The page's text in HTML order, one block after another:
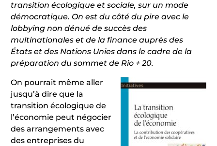
transition écologique et sociale, sur un mode
démocratique. On est du côté du pire avec le
lobbying non dénué de succès des
multinationales et de la finance auprès des
États et des Nations Unies dans le cadre de la
préparation du sommet de Rio + 20.
On pourrait même aller
jusqu’à dire que la
transition écologique de
l’économie peut négocier
des arrangements avec
des entreprises du